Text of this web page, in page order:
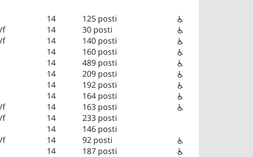
14
125 posti
f 14
30 posti
f 14
140 posti
14
160 posti
14
489 posti
14
209 posti
14
192 posti
14
164 posti
f 14
163 posti
f 14
233 posti
14
146 posti
f 14
92 posti
14 187 posti